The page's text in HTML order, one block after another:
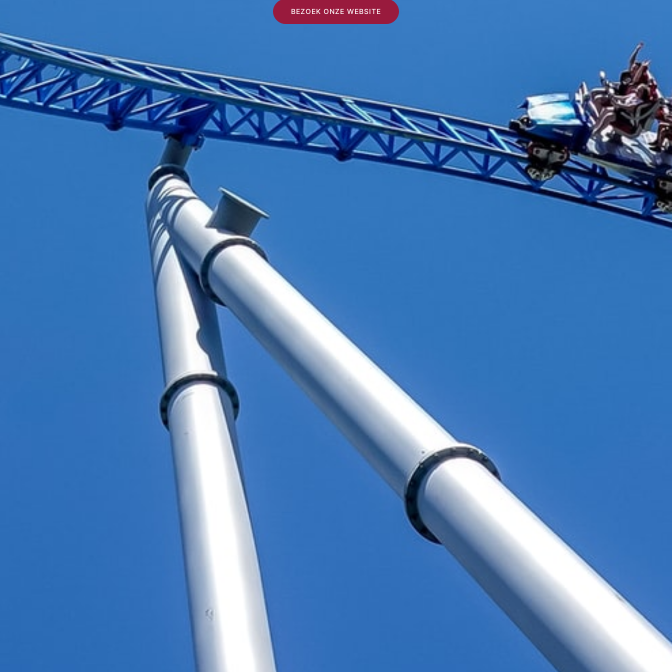
BEZOEK ONZE WEBSITE